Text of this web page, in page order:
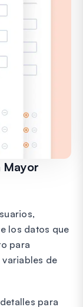
Mayor
los datos que
para
de
para